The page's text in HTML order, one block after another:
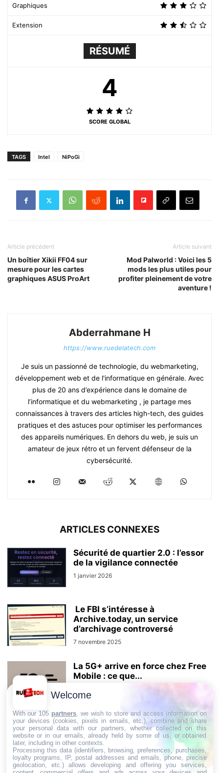
Graphiques
Extension
RÉSUMÉ
4
SCORE GLOBAL
TAGS Intel NiPoGi
Article précédent
Un boîtier Xikii FF04 sur
mesure pour les cartes
graphiques ASUS ProArt
Article suivant
Mod Palworld : Voici les 5
mods les plus utiles pour
profiter pleinement de votre
aventure !
Abderrahmane H
https://www.ruedelatech.com
Je suis un passionné de technologie, du webmarketing,
développement web et de l'informatique en générale. Avec
plus de 20 ans d’expérience dans le domaine de
l’informatique et du webmarketing , je partage mes
connaissances à travers des articles high-tech, des guides
pratiques et des astuces pour optimiser les performances
des appareils numériques. En dehors du web, je suis un
amateur de jeux rétro et un fervent défenseur de la
cybersécurité.
ARTICLES CONNEXES
Sécurité de quartier 2.0 : l’essor
de la vigilance connectée
1 janvier 2026
Le FBI s’intéresse à
Archive.today, un service
d’archivage controversé
7 novembre 2025
La 5G+ arrive en force chez Free
Mobile : ce que...
AUCUN COMMENTAIRE
LAISSER UN COMMENTAIRE
Welcome
With our 105 partners , we wish to store and access information on
your devices (cookies, pixels in emails, etc.), combine and share
your personal data with our partners, whether collected on this
website or in our emails, already held by some of us, or obtained
later, including in other contexts.
Processing this data (identifiers, browsing, preferences, purchases,
loyalty programs, IP, postal addresses and emails, phone, precise
geolocation, etc.) allows developing and offering you services,